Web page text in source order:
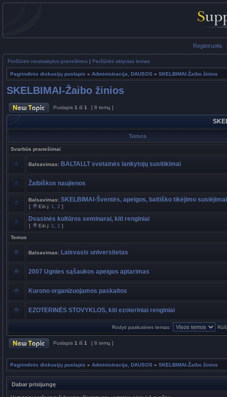
Registruotis
Peržiūrėti neatsakytus pranešimus | Peržiūrėti aktyvias temas
Pagrindinis diskusijų puslapis » Administracija, DAUSOS » SKELBIMAI-Žaibo žinios
SKELBIMAI-Žaibo žinios
Puslapis 1 iš 1 [ 8 temų ]
Temos
Svarbūs pranešimai
Balsavimas: BALTAI.LT svetainės lankytojų susitikimai
Žaibiškos naujienos
Balsavimas: SKELBIMAI-Šventės, apeigos, baltiško tikėjimo susiėjimai
[ Eiti į: 1 2 ]
Dvasinės kultūros seminarai, kiti renginiai
[ Eiti į: 1 2 ]
Temos
Balsavimas: Laisvasis universitetas
2007 Ugnies sąšaukos apeigos aptarimas
Kurono organizuojamos paskaitos
EZOTERINĖS STOVYKLOS, kiti ezoteriniai renginiai
Rodyti paskutines temas:
Puslapis 1 iš 1 [ 8 temų ]
Pagrindinis diskusijų puslapis » Administracija, DAUSOS » SKELBIMAI-Žaibo žinios
Dabar prisijungę